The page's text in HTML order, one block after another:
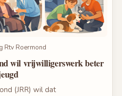
Rtv Roermond
wil vrijwilligerswerk beter
(JRR) wil dat